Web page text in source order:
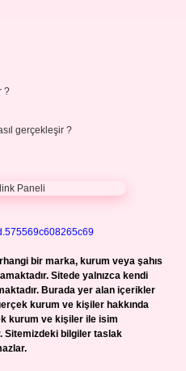
?
gerçekleşir ?
bir marka, kurum veya şahıs
Sitede yalnızca kendi
Burada yer alan içerikler
kurum ve kişiler hakkında
kurum ve kişiler ile isim
Sitemizdeki bilgiler taslak